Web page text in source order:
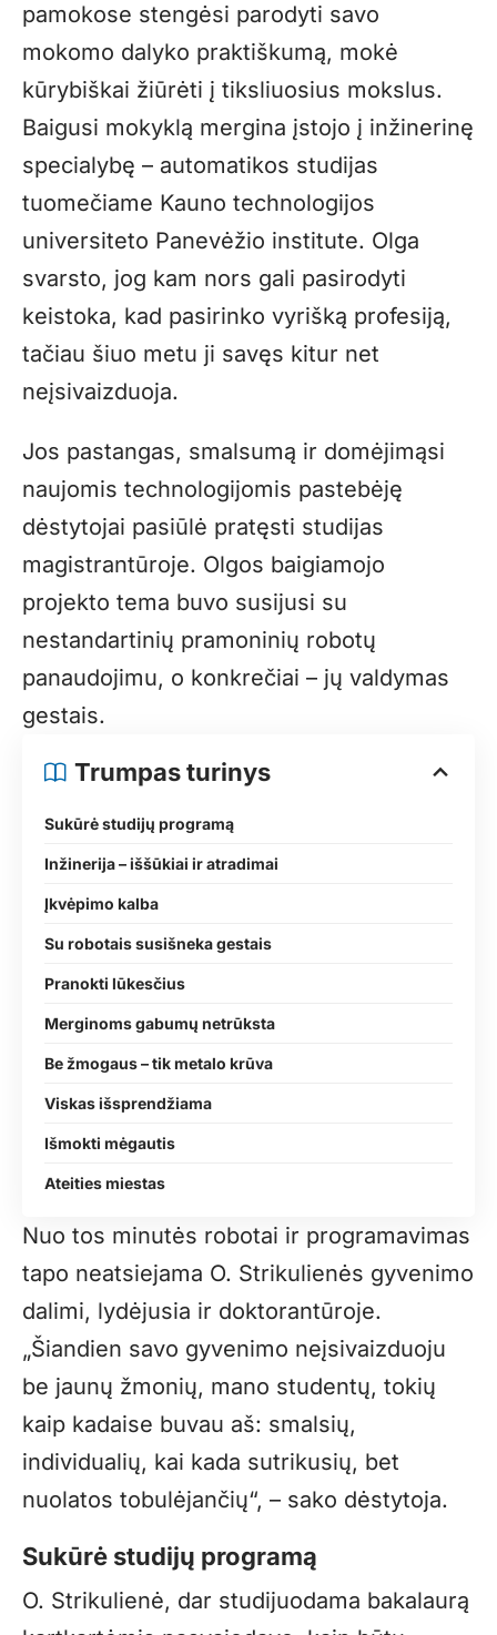
pamokose stengėsi parodyti savo
mokomo dalyko praktiškumą, mokė
kūrybiškai žiūrėti į tiksliuosius mokslus.
Baigusi mokyklą mergina įstojo į inžinerinę
specialybę – automatikos studijas
tuomečiame Kauno technologijos
universiteto Panevėžio institute. Olga
svarsto, jog kam nors gali pasirodyti
keistoka, kad pasirinko vyrišką profesiją,
tačiau šiuo metu ji savęs kitur net
neįsivaizduoja.
Jos pastangas, smalsumą ir domėjimąsi
naujomis technologijomis pastebėję
dėstytojai pasiūlė pratęsti studijas
magistrantūroje. Olgos baigiamojo
projekto tema buvo susijusi su
nestandartinių pramoninių robotų
panaudojimu, o konkrečiai – jų valdymas
gestais.
Trumpas turinys
Sukūrė studijų programą
Inžinerija – iššūkiai ir atradimai
Įkvėpimo kalba
Su robotais susišneka gestais
Pranokti lūkesčius
Merginoms gabumų netrūksta
Be žmogaus – tik metalo krūva
Viskas išsprendžiama
Išmokti mėgautis
Ateities miestas
Nuo tos minutės robotai ir programavimas
tapo neatsiejama O. Strikulienės gyvenimo
dalimi, lydėjusia ir doktorantūroje.
„Šiandien savo gyvenimo neįsivaizduoju
be jaunų žmonių, mano studentų, tokių
kaip kadaise buvau aš: smalsių,
individualių, kai kada sutrikusių, bet
nuolatos tobulėjančių“, – sako dėstytoja.
Sukūrė studijų programą
O. Strikulienė, dar studijuodama bakalaurą